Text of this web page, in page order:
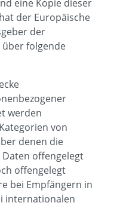
eine Kopie dieser
der Europäische
der
folgende
werden
von
denen die
offengelegt
offengelegt
bei Empfängern in
internationalen